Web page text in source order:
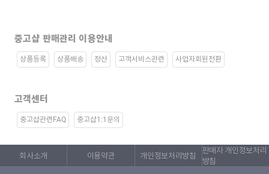
중고샵 판매관리 이용안내
상품등록 상품배송 정산 고객서비스관련 사업자회원전환
고객센터
중고샵관련FAQ 중고샵1:1문의
회사소개 이용약관 개인정보처리방침
판매자 개인정보처리
방침